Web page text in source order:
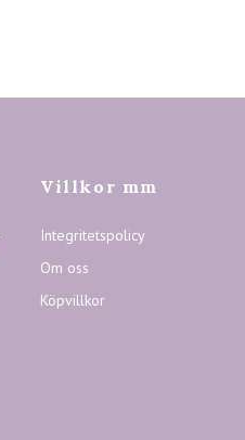
Villkor mm
Integritetspolicy
Om oss
Köpvillkor